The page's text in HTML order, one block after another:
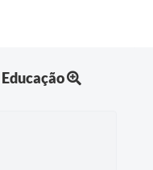
Educação